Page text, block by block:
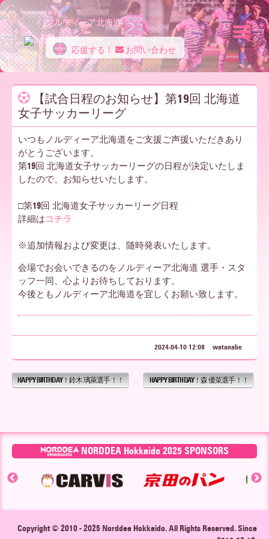
ノ
ル
デ
ィ
ー
ア
北
海
道
ノルディーア北海道
応援する！ お問い合わせ
【試合日程のお知らせ】第19回 北海道
女子サッカーリーグ
いつもノルディーア北海道をご支援ご声援いただきあり
がとうございます。
第19回 北海道女子サッカーリーグの日程が決定いたしま
したので、お知らせいたします。
□第19回 北海道女子サッカーリーグ日程
詳細はコチラ
※追加情報および変更は、随時発表いたします。
会場でお会いできるのをノルディーア北海道 選手・スタ
ッフ一同、心よりお待ちしております。
今後ともノルディーア北海道を宜しくお願い致します。
2024-04-10 12:08 watanabe
HAPPY BIRTHDAY！鈴木 璃萊選手！！ HAPPY BIRTHDAY！森 優菜選手！！
NORDDEA Hokkaido 2025 SPONSORS
Copyright © 2010 - 2025 Norddea Hokkaido. All Rights Reserved. Since